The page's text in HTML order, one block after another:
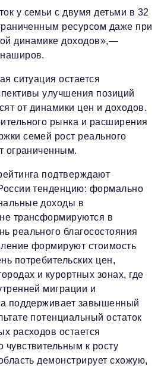
у семьи с двумя детьми в 32
ресурсом даже при
динамике доходов»,—
ситуация остается
улучшения позиций
от динамики цен и доходов.
рынка и расширения
семей рост реального
ограниченным.
подтверждают
тенденцию: формально
доходы в
трансформируются в
реального благосостояния
формируют стоимость
потребительских цен,
и курортных зонах, где
миграции и
поддерживает завышенный
потенциальный остаток
расходов остается
к росту
демонстрирует схожую,